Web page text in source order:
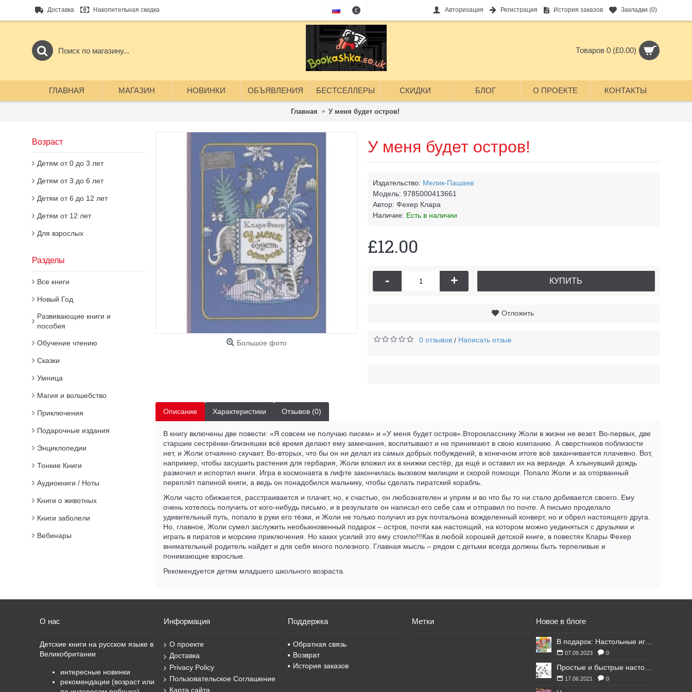
Доставка Накопительная скидка £ Авторизация Регистрация История заказов Закладки (0)
Товаров 0 (£0.00)
ГЛАВНАЯ МАГАЗИН НОВИНКИ ОБЪЯВЛЕНИЯ БЕСТСЕЛЛЕРЫ СКИДКИ БЛОГ О ПРОЕКТЕ КОНТАКТЫ
Главная У меня будет остров!
Возраст
Детям от 0 до 3 лет
Детям от 3 до 6 лет
Детям от 6 до 12 лет
Детям от 12 лет
Для взрослых
Разделы
Все книги
Новый Год
Развивающие книги и
пособия
Обучение чтению
Сказки
Умница
Магия и волшебство
Приключения
Подарочные издания
Энциклопедии
Тонкие Книги
Аудиокниги / Ноты
Книги о животных
Книги заболели
Вебинары
Большое фото
У меня будет остров!
Издательство: Мелик-Пашаев
Модель: 9785000413661
Автор: Фехер Клара
Наличие: Есть в наличии
£12.00
- + КУПИТЬ
Отложить
0 отзывов / Написать отзыв
Описание Характеристики Отзывов (0)
В книгу включены две повести: «Я совсем не получаю писем» и «У меня будет остров».Второкласснику Жоли в жизни не везет. Во-первых, две
старшие сестрёнки-близняшки всё время делают ему замечания, воспитывают и не принимают в свою компанию. А сверстников поблизости
нет, и Жоли отчаянно скучает. Во-вторых, что бы он ни делал из самых добрых побуждений, в конечном итоге всё заканчивается плачевно. Вот,
например, чтобы засушить растения для гербария, Жоли вложил их в книжки сестёр, да ещё и оставил их на веранде. А хлынувший дождь
размочил и испортил книги. Игра в космонавта в лифте закончилась вызовом милиции и скорой помощи. Попало Жоли и за оторванный
переплёт папиной книги, а ведь он понадобился мальчику, чтобы сделать пиратский корабль.
Жоли часто обижается, расстраивается и плачет, но, к счастью, он любознателен и упрям и во что бы то ни стало добивается своего. Ему
очень хотелось получить от кого-нибудь письмо, и в результате он написал его себе сам и отправил по почте. А письмо проделало
удивительный путь, попало в руки его тёзки, и Жоли не только получил из рук почтальона вожделенный конверт, но и обрел настоящего друга.
Но, главное, Жоли сумел заслужить необыкновенный подарок – остров, почти как настоящий, на котором можно уединяться с друзьями и
играть в пиратов и морские приключения. Но каких усилий это ему стоило!!!Как в любой хорошей детской книге, в повестях Клары Фехер
внимательный родитель найдет и для себя много полезного. Главная мысль – рядом с детьми всегда должны быть терпеливые и
понимающие взрослые.
Рекомендуется детям младшего школьного возраста.
О нас
Детские книги на русском языке в
Великобритании
интересные новинки
рекомендации (возраст или
Информация
О проекте
Доставка
Privacy Policy
Пользовательское Соглашение
Карта сайта
Поддержка
Обратная связь
Возврат
История заказов
Метки Новое в блоге
07.09.2023 0
17.06.2021 0